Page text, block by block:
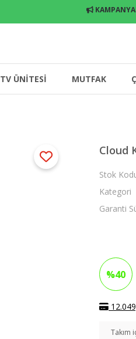
TV ÜNİTESİ MUTFAK
Cloud
Stok
Kategori
Garanti
%40
Takım